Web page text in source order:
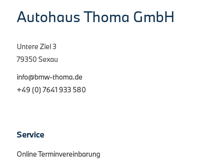
Autohaus Thoma GmbH
Untere Ziel 3
79350 Sexau
info@bmw-thoma.de
+49 (0) 7641 933 580
Service
Online Terminvereinbarung